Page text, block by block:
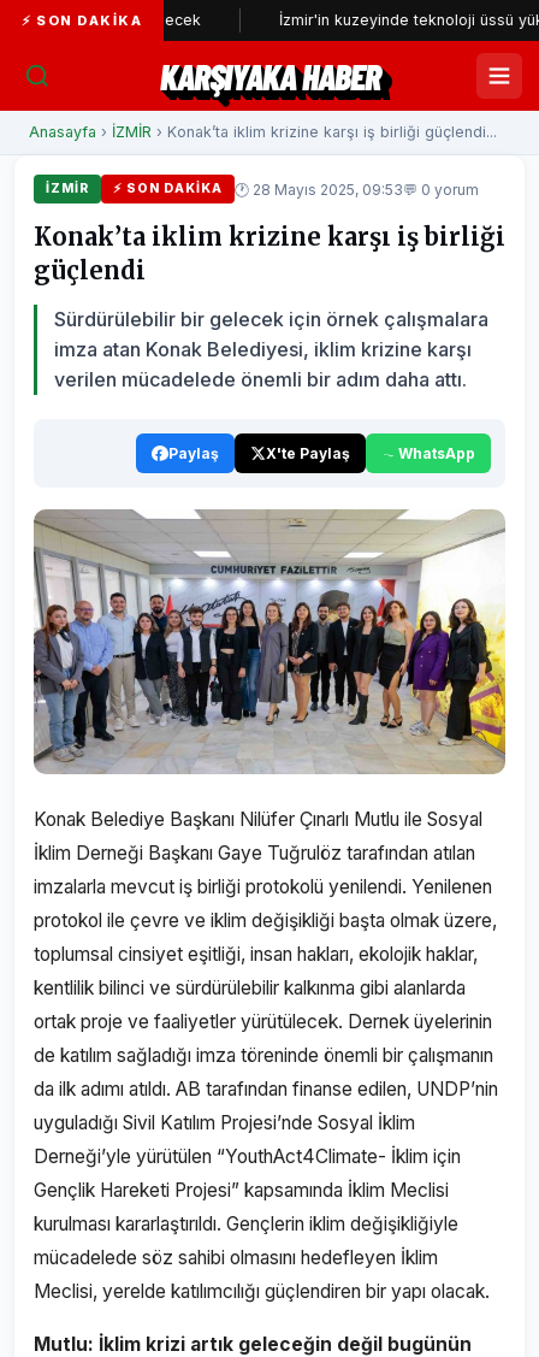
⚡ SON DAKIKA
incelenecek İzmir'in kuzeyinde teknoloji üssü yükseliyor
KARŞIYAKA HABER
Anasayfa › İZMİR › Konak’ta iklim krizine karşı iş birliği güçlendi...
İZMİR ⚡ SON DAKIKA 🕐 28 Mayıs 2025, 09:53💬 0 yorum
Konak’ta iklim krizine karşı iş birliği
güçlendi
Sürdürülebilir bir gelecek için örnek çalışmalara
imza atan Konak Belediyesi, iklim krizine karşı
verilen mücadelede önemli bir adım daha attı.
Paylaş X'te Paylaş WhatsApp
Konak Belediye Başkanı Nilüfer Çınarlı Mutlu ile Sosyal
İklim Derneği Başkanı Gaye Tuğrulöz tarafından atılan
imzalarla mevcut iş birliği protokolü yenilendi. Yenilenen
protokol ile çevre ve iklim değişikliği başta olmak üzere,
toplumsal cinsiyet eşitliği, insan hakları, ekolojik haklar,
kentlilik bilinci ve sürdürülebilir kalkınma gibi alanlarda
ortak proje ve faaliyetler yürütülecek. Dernek üyelerinin
de katılım sağladığı imza töreninde önemli bir çalışmanın
da ilk adımı atıldı. AB tarafından finanse edilen, UNDP’nin
uyguladığı Sivil Katılım Projesi’nde Sosyal İklim
Derneği’yle yürütülen “YouthAct4Climate- İklim için
Gençlik Hareketi Projesi” kapsamında İklim Meclisi
kurulması kararlaştırıldı. Gençlerin iklim değişikliğiyle
mücadelede söz sahibi olmasını hedefleyen İklim
Meclisi, yerelde katılımcılığı güçlendiren bir yapı olacak.
Mutlu: İklim krizi artık geleceğin değil bugünün